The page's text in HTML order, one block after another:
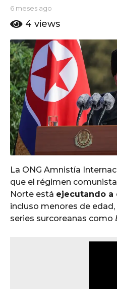
6
m
e
s
e
s
a
g
o
b
E
P
u
t
o
A
m
o
6 meses ago
e
s
o
4 views
La ONG Amnistía
que el régimen
Norte está ejecutando a
incluso menores de
series surcoreanas como